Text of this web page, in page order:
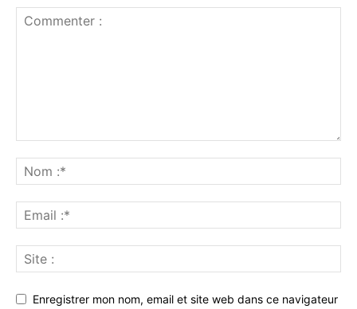
Enregistrer mon nom, email et site web dans ce navigateur